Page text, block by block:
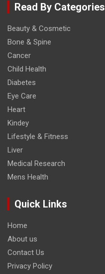
Read By Categories
Beauty & Cosmetic
Bone & Spine
Cancer
Child Health
Diabetes
Eye Care
Heart
Kindey
Lifestyle & Fitness
Liver
Medical Research
Mens Health
Quick Links
Home
About us
Contact Us
Privacy Policy